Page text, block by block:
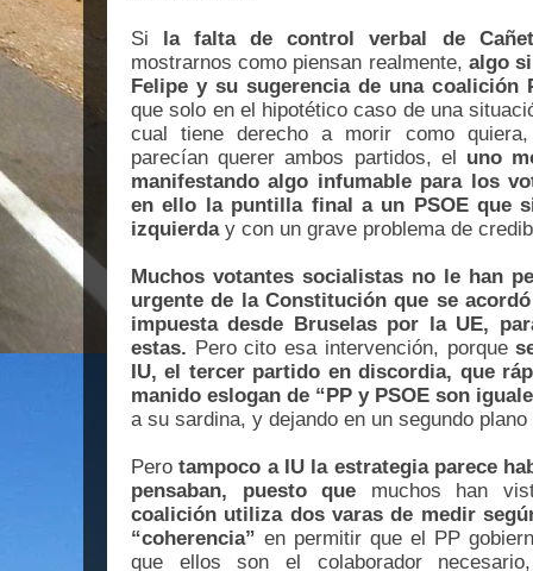
Si la falta de control verbal de
mostrarnos como piensan realmente, algo
Felipe y su sugerencia de una coalición
que solo en el hipotético caso de una
cual tiene derecho a morir como
parecían querer ambos partidos, el uno
manifestando algo infumable para los
en ello la puntilla final a un PSOE que
izquierday con un grave problema de
Muchos votantes socialistas no le han
urgente de la Constitución que se
impuesta desde Bruselas por la UE,
estas. Pero cito esa intervención, porque
IU, el tercer partido en discordia, que
manido eslogan de “PP y PSOE son
a su sardina, y dejando en un segundo
Perotampoco a IU la estrategia parece
pensaban, puesto que muchos han
coalición utiliza dos varas de medir
“coherencia” en permitir que el PP
que ellos son el colaborador